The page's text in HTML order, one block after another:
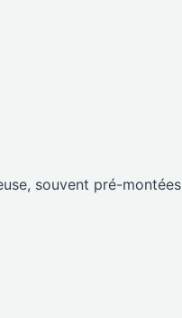
souvent pré-montées